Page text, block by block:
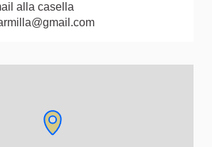
alla casella
è una mappa che presenta gli